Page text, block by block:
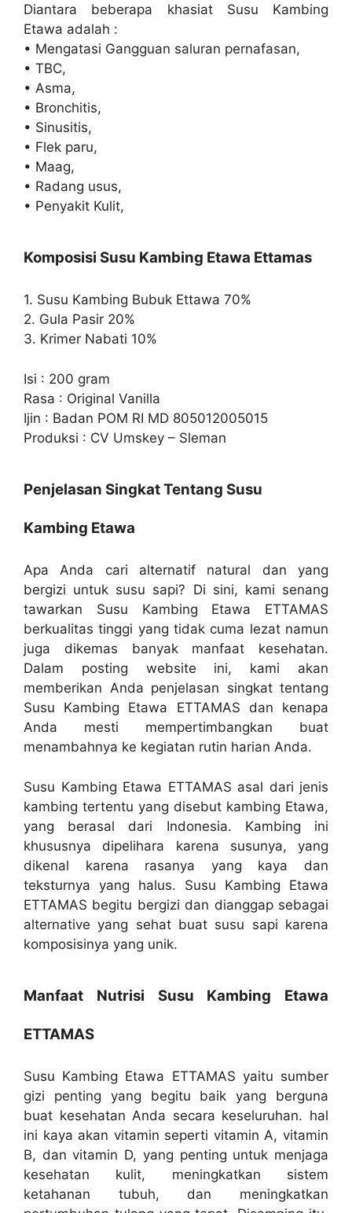
Diantara beberapa khasiat Susu Kambing
Etawa adalah :
• Mengatasi Gangguan saluran pernafasan,
• TBC,
• Asma,
• Bronchitis,
• Sinusitis,
• Flek paru,
• Maag,
• Radang usus,
• Penyakit Kulit,
Komposisi Susu Kambing Etawa Ettamas
1. Susu Kambing Bubuk Ettawa 70%
2. Gula Pasir 20%
3. Krimer Nabati 10%
Isi : 200 gram
Rasa : Original Vanilla
Ijin : Badan POM RI MD 805012005015
Produksi : CV Umskey – Sleman
Penjelasan Singkat Tentang Susu
Kambing Etawa
Apa Anda cari alternatif natural dan yang
bergizi untuk susu sapi? Di sini, kami senang
tawarkan Susu Kambing Etawa ETTAMAS
berkualitas tinggi yang tidak cuma lezat namun
juga dikemas banyak manfaat kesehatan.
Dalam posting website ini, kami akan
memberikan Anda penjelasan singkat tentang
Susu Kambing Etawa ETTAMAS dan kenapa
Anda mesti mempertimbangkan buat
menambahnya ke kegiatan rutin harian Anda.
Susu Kambing Etawa ETTAMAS asal dari jenis
kambing tertentu yang disebut kambing Etawa,
yang berasal dari Indonesia. Kambing ini
khususnya dipelihara karena susunya, yang
dikenal karena rasanya yang kaya dan
teksturnya yang halus. Susu Kambing Etawa
ETTAMAS begitu bergizi dan dianggap sebagai
alternative yang sehat buat susu sapi karena
komposisinya yang unik.
Manfaat Nutrisi Susu Kambing Etawa
ETTAMAS
Susu Kambing Etawa ETTAMAS yaitu sumber
gizi penting yang begitu baik yang berguna
buat kesehatan Anda secara keseluruhan. hal
ini kaya akan vitamin seperti vitamin A, vitamin
B, dan vitamin D, yang penting untuk menjaga
kesehatan kulit, meningkatkan sistem
ketahanan tubuh, dan meningkatkan